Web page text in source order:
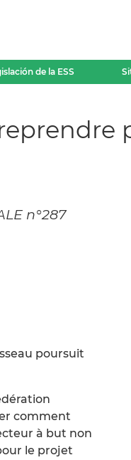
de la ESS
n°287
poursuit
comment
à but non
le projet